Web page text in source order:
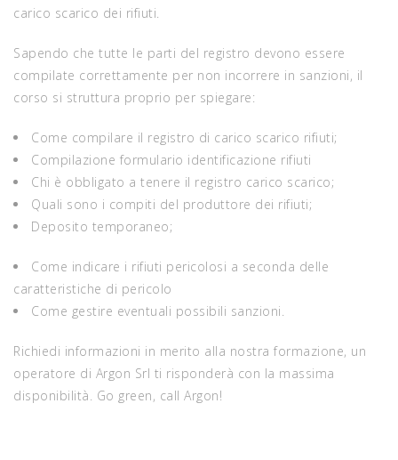
carico scarico dei rifiuti.
Sapendo che tutte le parti del registro devono essere
compilate correttamente per non incorrere in sanzioni, il
corso si struttura proprio per spiegare:
Come compilare il registro di carico scarico rifiuti;
Compilazione formulario identificazione rifiuti
Chi è obbligato a tenere il registro carico scarico;
Quali sono i compiti del produttore dei rifiuti;
Deposito temporaneo;
Come indicare i rifiuti pericolosi a seconda delle
caratteristiche di pericolo
Come gestire eventuali possibili sanzioni.
Richiedi informazioni in merito alla nostra formazione, un
operatore di Argon Srl ti risponderà con la massima
disponibilità. Go green, call Argon!